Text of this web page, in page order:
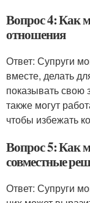
Вопрос 4: Как
отношения
Ответ: Супруги
вместе, делать
показывать свою
также могут
чтобы избежать
Вопрос 5: Как
совместные
Ответ: Супруги